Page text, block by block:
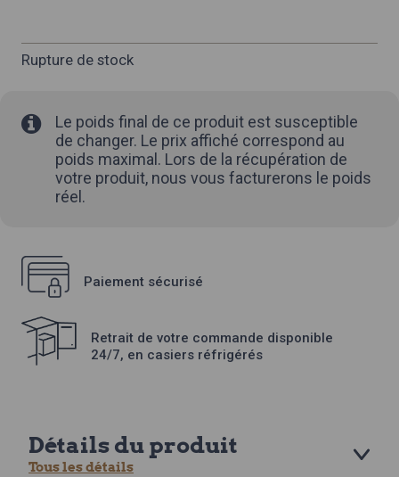
Rupture de stock
Le poids final de ce produit est susceptible
de changer. Le prix affiché correspond au
poids maximal. Lors de la récupération de
votre produit, nous vous facturerons le poids
réel.
Paiement sécurisé
Retrait de votre commande disponible
24/7, en casiers réfrigérés
Détails du produit
Tous les détails